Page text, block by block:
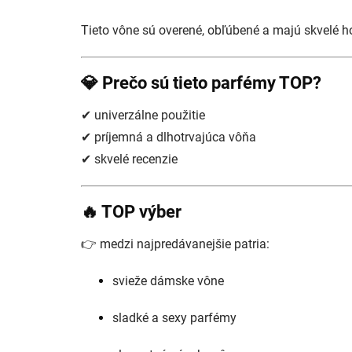
Tieto vône sú overené, obľúbené a majú skvelé
💎 Prečo sú tieto parfémy TOP?
✔ univerzálne použitie
✔ príjemná a dlhotrvajúca vôňa
✔ skvelé recenzie
🔥 TOP výber
👉 medzi najpredávanejšie patria:
svieže dámske vône
sladké a sexy parfémy